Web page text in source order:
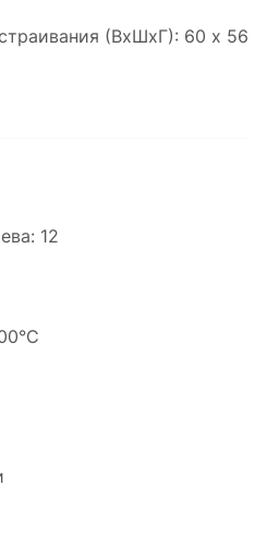
(ВхШхГ): 60 x 56
12